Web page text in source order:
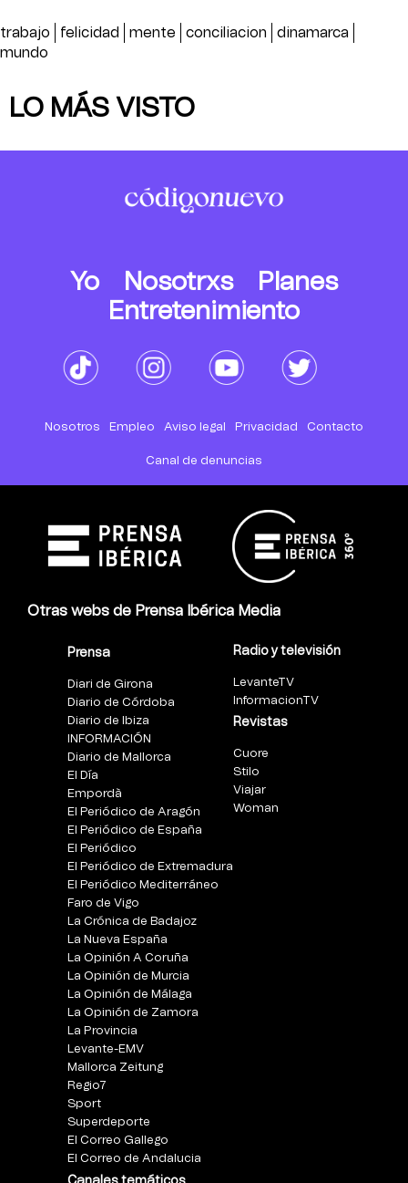
trabajo felicidad mente conciliacion
dinamarca
mundo
LO MÁS VISTO
Yo Nosotrxs
Planes
Entretenimiento
Nosotros Empleo Aviso legal Privacidad Contacto
Canal de denuncias
Otras webs de Prensa Ibérica Media
Prensa
Diari de Girona
Diario de Córdoba
Diario de Ibiza
INFORMACIÓN
Diario de Mallorca
El Día
Empordà
El Periódico de Aragón
El Periódico de España
El Periódico
El Periódico de Extremadura
El Periódico Mediterráneo
Faro de Vigo
La Crónica de Badajoz
La Nueva España
La Opinión A Coruña
La Opinión de Murcia
La Opinión de Málaga
La Opinión de Zamora
La Provincia
Levante-EMV
Mallorca Zeitung
Regio7
Sport
Superdeporte
El Correo Gallego
El Correo de Andalucia
Radio y televisión
LevanteTV
InformacionTV
Revistas
Cuore
Stilo
Viajar
Woman